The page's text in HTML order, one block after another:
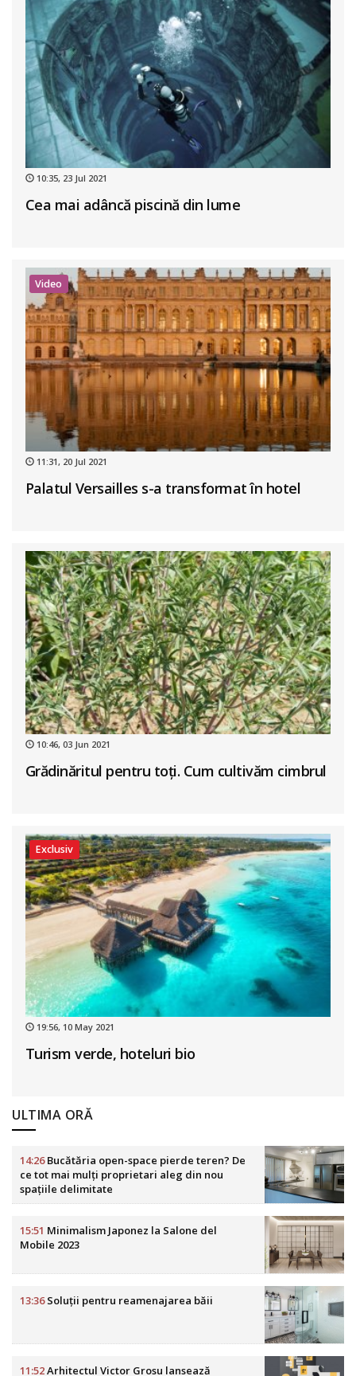
10:35, 23 Jul 2021
Cea mai adâncă piscină din lume
Video
11:31, 20 Jul 2021
Palatul Versailles s-a transformat în hotel
10:46, 03 Jun 2021
Grădinăritul pentru toți. Cum cultivăm cimbrul
Exclusiv
19:56, 10 May 2021
Turism verde, hoteluri bio
ULTIMA ORĂ
14:26Bucătăria open-space pierde teren? De
ce tot mai mulți proprietari aleg din nou
spațiile delimitate
15:51 Minimalism Japonez la Salone del
Mobile 2023
13:36Soluții pentru reamenajarea băii
11:52Arhitectul Victor Grosu lansează